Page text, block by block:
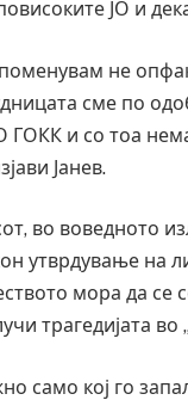
ЈО и
не
сме по
ГОКК и со тоа
Јанев.
во воведното
утврдување на
мора да се
трагедијата во
само кој го